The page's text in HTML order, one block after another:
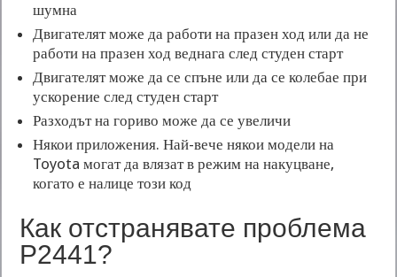
шумна
Двигателят може да работи на празен ход или да не
работи на празен ход веднага след студен старт
Двигателят може да се спъне или да се колебае при
ускорение след студен старт
Разходът на гориво може да се увеличи
Някои приложения. Най-вече някои модели на
Toyota могат да влязат в режим на накуцване,
когато е налице този код
Как отстранявате проблема
P2441?